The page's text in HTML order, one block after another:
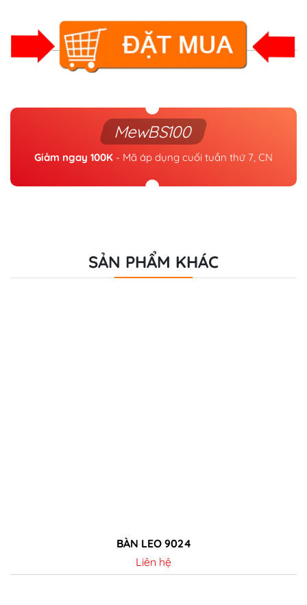
MewBS100
Giảm ngay 100K - Mã áp dụng cuối tuần thứ 7, CN
SẢN PHẨM KHÁC
BÀN LEO 9024
Liên hệ